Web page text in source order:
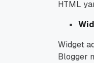
HTML
Widget
Blogger